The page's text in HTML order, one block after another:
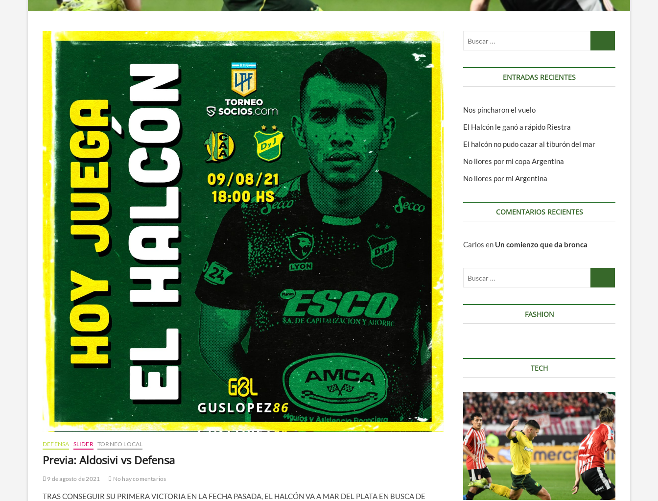
DEFENSA SLIDER TORNEO LOCAL
Previa: Aldosivi vs Defensa
9 de agosto de 2021 No hay comentarios
TRAS CONSEGUIR SU PRIMERA VICTORIA EN LA FECHA PASADA, EL HALCÓN VA A MAR DEL PLATA EN BUSCA DE
ENTRADAS RECIENTES
Nos pincharon el vuelo
El Halcón le ganó a rápido Riestra
El halcón no pudo cazar al tiburón del mar
No llores por mi copa Argentina
No llores por mi Argentina
COMENTARIOS RECIENTES
Carlos en Un comienzo que da bronca
FASHION
TECH